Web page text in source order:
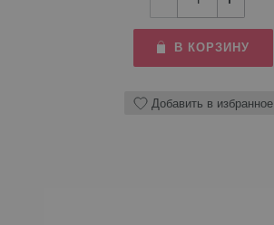
В КОРЗИНУ
Добавить в избранное